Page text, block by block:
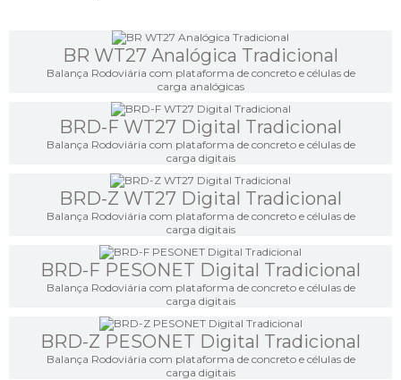
BR WT27 Analógica Tradicional
Balança Rodoviária com plataforma de concreto e células de
carga analógicas
BRD-F WT27 Digital Tradicional
Balança Rodoviária com plataforma de concreto e células de
carga digitais
BRD-Z WT27 Digital Tradicional
Balança Rodoviária com plataforma de concreto e células de
carga digitais
BRD-F PESONET Digital Tradicional
Balança Rodoviária com plataforma de concreto e células de
carga digitais
BRD-Z PESONET Digital Tradicional
Balança Rodoviária com plataforma de concreto e células de
carga digitais